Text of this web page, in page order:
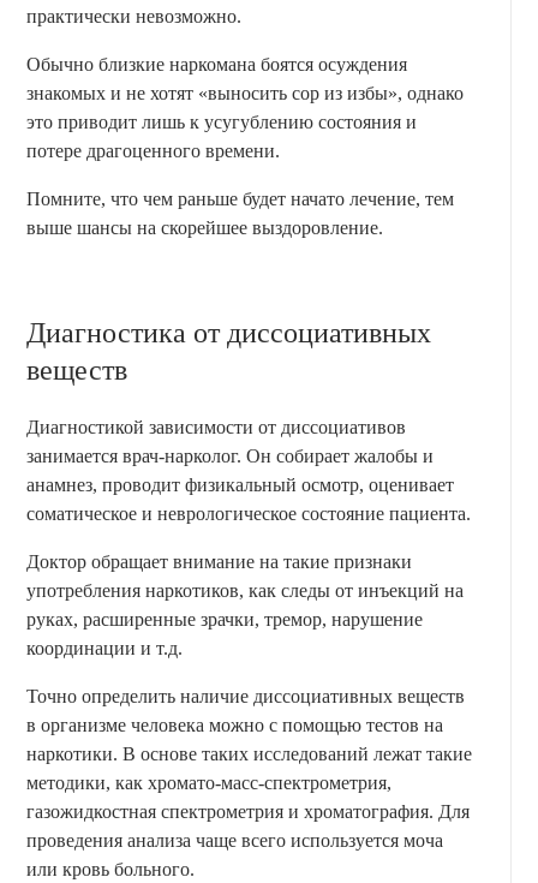
практически невозможно.
Обычно близкие наркомана боятся осуждения
знакомых и не хотят «выносить сор из избы», однако
это приводит лишь к усугублению состояния и
потере драгоценного времени.
Помните, что чем раньше будет начато лечение, тем
выше шансы на скорейшее выздоровление.
Диагностика от диссоциативных
веществ
Диагностикой зависимости от диссоциативов
занимается врач-нарколог. Он собирает жалобы и
анамнез, проводит физикальный осмотр, оценивает
соматическое и неврологическое состояние пациента.
Доктор обращает внимание на такие признаки
употребления наркотиков, как следы от инъекций на
руках, расширенные зрачки, тремор, нарушение
координации и т.д.
Точно определить наличие диссоциативных веществ
в организме человека можно с помощью тестов на
наркотики. В основе таких исследований лежат такие
методики, как хромато-масс-спектрометрия,
газожидкостная спектрометрия и хроматография. Для
проведения анализа чаще всего используется моча
или кровь больного.